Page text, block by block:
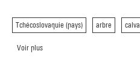
Tchécoslovaquie (pays) arbre
Voir plus